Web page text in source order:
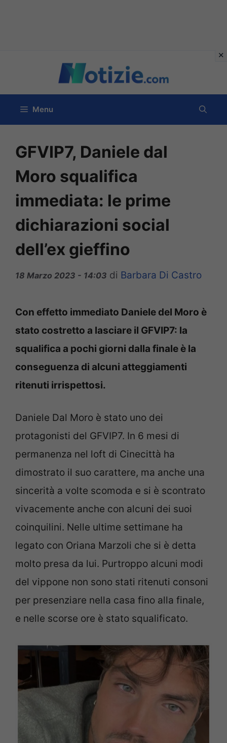
contenuto
Menu
GFVIP7, Daniele dal
Moro squalifica
immediata: le prime
dichiarazioni social
dell’ex gieffino
18 Marzo 2023 - 14:03 di Barbara Di Castro
Con effetto immediato Daniele del Moro è
stato costretto a lasciare il GFVIP7: la
squalifica a pochi giorni dalla finale è la
conseguenza di alcuni atteggiamenti
ritenuti irrispettosi.
Daniele Dal Moro è stato uno dei
protagonisti del GFVIP7. In 6 mesi di
permanenza nel loft di Cinecittà ha
dimostrato il suo carattere, ma anche una
sincerità a volte scomoda e si è scontrato
vivacemente anche con alcuni dei suoi
coinquilini. Nelle ultime settimane ha
legato con Oriana Marzoli che si è detta
molto presa da lui. Purtroppo alcuni modi
del vippone non sono stati ritenuti consoni
per presenziare nella casa fino alla finale,
e nelle scorse ore è stato squalificato.